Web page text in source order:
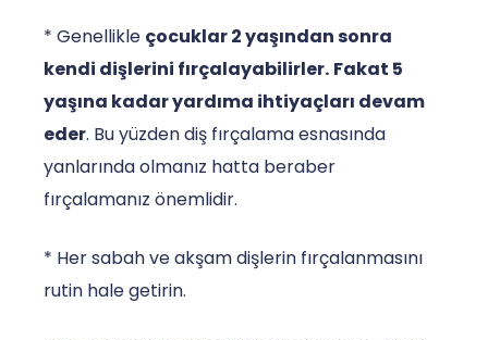
* Genellikle çocuklar 2 yaşından sonra
kendi dişlerini fırçalayabilirler. Fakat 5
yaşına kadar yardıma ihtiyaçları devam
eder. Bu yüzden diş fırçalama esnasında
yanlarında olmanız hatta beraber
fırçalamanız önemlidir.
* Her sabah ve akşam dişlerin fırçalanmasını
rutin hale getirin.